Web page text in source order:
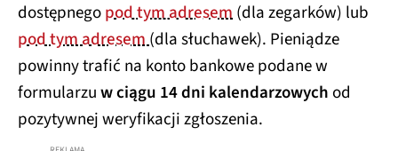
dostępnegopod tym adresem(dla zegarków) lub
pod tym adresem(dla słuchawek). Pieniądze
powinny trafić na konto bankowe podane w
formularzuw ciągu 14 dni kalendarzowychod
pozytywnej weryfikacji zgłoszenia.